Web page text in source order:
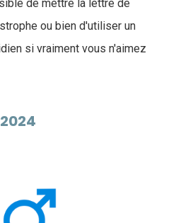
de mettre la lettre de
ou bien d'utiliser un
si vraiment vous n'aimez